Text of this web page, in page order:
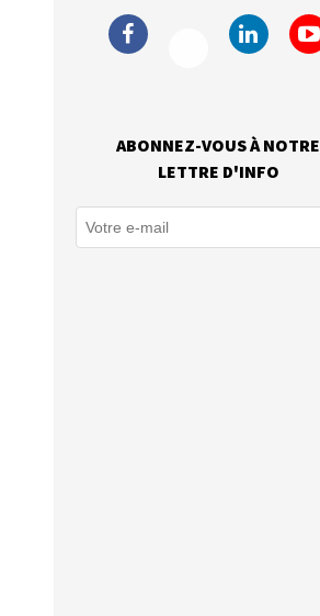
ABONNEZ-VOUS À NOTRE
LETTRE D'INFO